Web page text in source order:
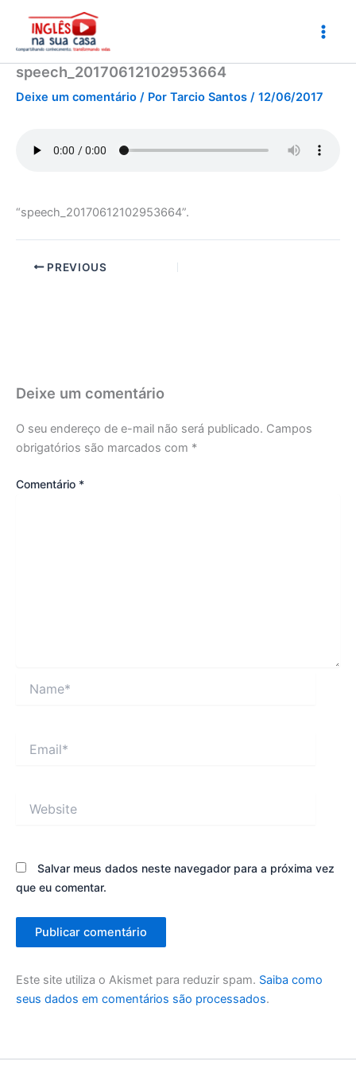
conteúdo
speech_20170612102953664
Deixe um comentário / Por Tarcio Santos / 12/06/2017
“speech_20170612102953664”.
PREVIOUS
Deixe um comentário
O seu endereço de e-mail não será publicado. Campos
obrigatórios são marcados com *
Comentário *
Salvar meus dados neste navegador para a próxima vez
que eu comentar.
Este site utiliza o Akismet para reduzir spam. Saiba como
seus dados em comentários são processados.